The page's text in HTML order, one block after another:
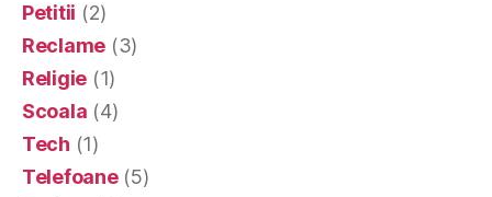
Petitii (2)
Reclame (3)
Religie (1)
Scoala (4)
Tech (1)
Telefoane(5)